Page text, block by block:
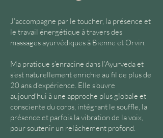
J’accompagne par le toucher, la présence et
le travail énergétique à travers des
massages ayurvédiques à Bienne et Orvin.
Ma pratique s’enracine dans l’Ayurveda et
s’est naturellement enrichie au fil de plus de
20 ans d’expérience. Elle s’ouvre
aujourd’hui à une approche plus globale et
consciente du corps, intégrant le souffle, la
présence et parfois la vibration de la voix,
pour soutenir un relâchement profond.